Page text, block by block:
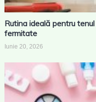
Rutina ideală pentru
fermitate
Iunie 20, 2026